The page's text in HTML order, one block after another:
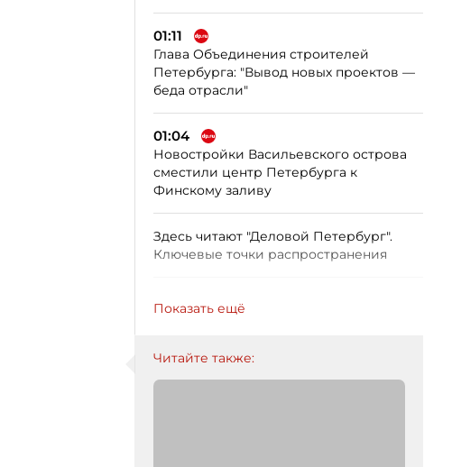
01:11
Глава Объединения строителей
Петербурга: "Вывод новых проектов —
беда отрасли"
01:04
Новостройки Васильевского острова
сместили центр Петербурга к
Финскому заливу
Здесь читают "Деловой Петербург".
Ключевые точки распространения
Показать ещё
Читайте также: